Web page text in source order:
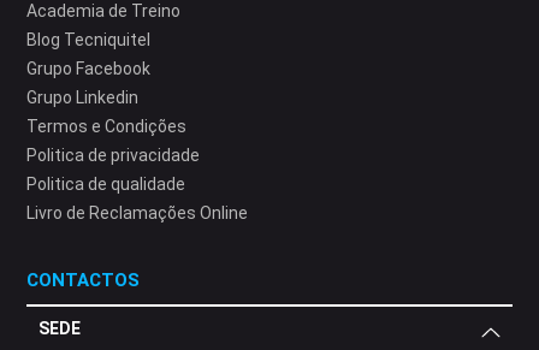
Academia de Treino
Blog Tecniquitel
Grupo Facebook
Grupo Linkedin
Termos e Condições
Politica de privacidade
Politica de qualidade
Livro de Reclamações Online
CONTACTOS
SEDE